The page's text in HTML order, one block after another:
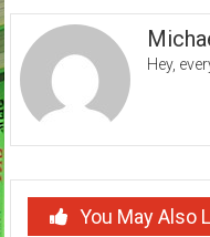
Hey,
You May Also